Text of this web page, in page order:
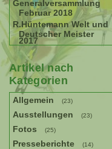
Generalversammlung
Februar 2018
R.Hüntemann Welt und
Deutscher Meister
2017
Artikel nach
Kategorien
Allgemein (23)
Ausstellungen (23)
Fotos (25)
Presseberichte (14)